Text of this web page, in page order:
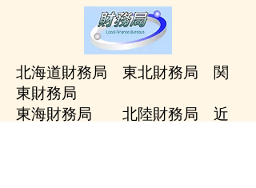
北海道財務局 東北財務局 関
東財務局
​東海財務局 北陸財務局 近